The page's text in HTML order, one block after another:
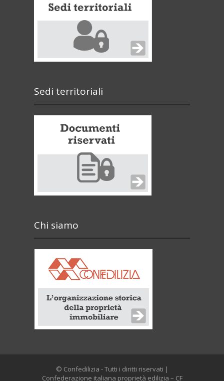
Sedi territoriali
Chi siamo
© Confedilizia - Tutti i diritti riservati |
Confederazione italiana proprietà edilizia – CF